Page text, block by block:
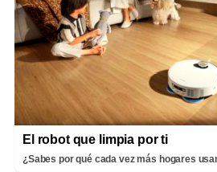
El robot que limpia por ti
¿Sabes por qué cada vez más hogares